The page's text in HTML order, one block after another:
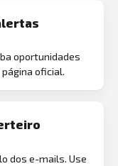
oportunidades
oficial.
dos e-mails. Use